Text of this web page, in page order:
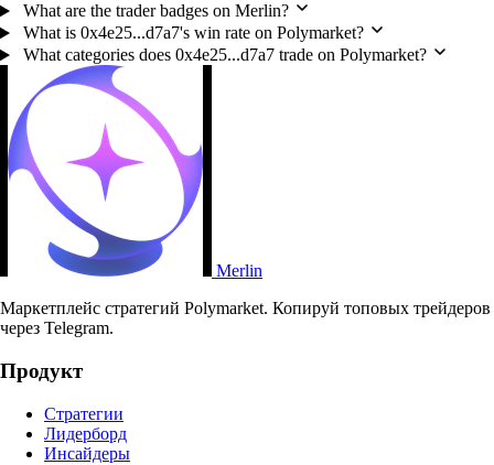
What are the trader badges on Merlin?
What is 0x4e25...d7a7's win rate on Polymarket?
What categories does 0x4e25...d7a7 trade on Polymarket?
Merlin
Маркетплейс стратегий Polymarket. Копируй топовых трейдеров
через Telegram.
Продукт
Стратегии
Лидерборд
Инсайдеры